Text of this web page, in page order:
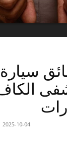
2025-10-04